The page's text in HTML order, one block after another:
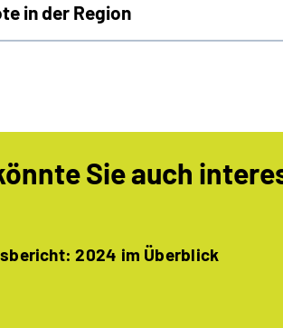
in der Region
Sie auch
2024 im Überblick